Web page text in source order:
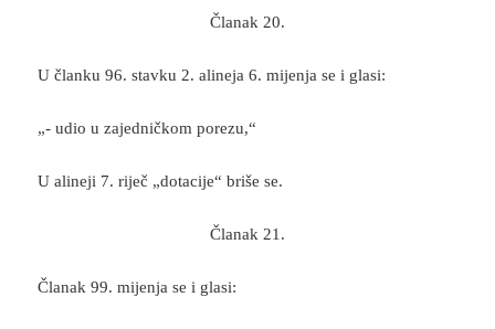
Članak 20.
U članku 96. stavku 2. alineja 6. mijenja se i glasi:
„- udio u zajedničkom porezu,“
U alineji 7. riječ „dotacije“ briše se.
Članak 21.
Članak 99. mijenja se i glasi: